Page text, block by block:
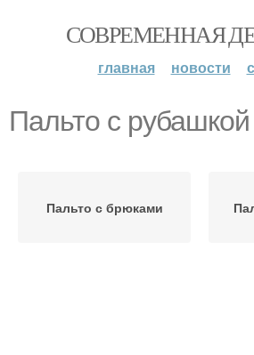
СОВРЕМЕННАЯ
главная новости
Пальто с рубашкой
Пальто с брюками